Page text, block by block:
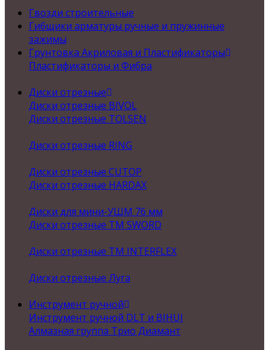
Гвозди строительные
Гибщики арматуры ручные и пружинные
зажимы
Грунтовка Акриловая и Пластификаторы
Пластификаторы и Фибра
Диски отрезные
Диски отрезные BIVOL
Диски отрезные TOLSEN
Диски отрезные RING
Диски отрезные CUTOP
Диски отрезные HARDAX
Диски для мини-УШМ 76 мм
Диски отрезные ТМ SWORD
Диски отрезные ТМ INTERFLEX
Диски отрезные Луга
Инструмент ручной
Инструмент ручной DLT и BIHUI
Алмазная группа Трио Диамант